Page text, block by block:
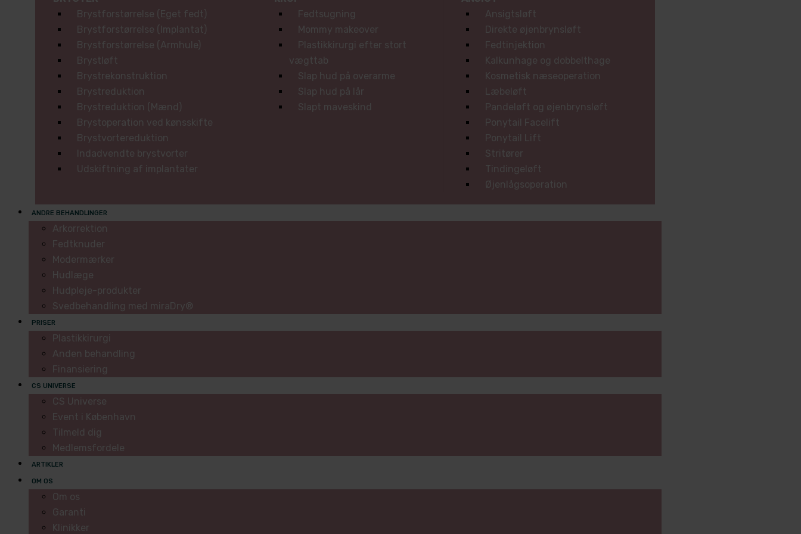
Brystforstørrelse (Eget fedt)
Brystforstørrelse (Implantat)
Brystforstørrelse (Armhule)
Brystløft
Brystrekonstruktion
Brystreduktion
Brystreduktion (Mænd)
Brystoperation ved kønsskifte
Brystvortereduktion
Indadvendte brystvorter
Udskiftning af implantater
Fedtsugning
Mommy makeover
Plastikkirurgi efter stort
vægttab
Slap hud på overarme
Slap hud på lår
Slapt maveskind
Ansigtsløft
Direkte øjenbrynsløft
Fedtinjektion
Kalkunhage og dobbelthage
Kosmetisk næseoperation
Læbeløft
Pandeløft og øjenbrynsløft
Ponytail Facelift
Ponytail Lift
Stritører
Tindingeløft
Øjenlågsoperation
ANDRE BEHANDLINGER
Arkorrektion
Fedtknuder
Modermærker
Hudlæge
Hudpleje-produkter
Svedbehandling med miraDry®
PRISER
Plastikkirurgi
Anden behandling
Finansiering
CS UNIVERSE
CS Universe
Event i København
Tilmeld dig
Medlemsfordele
ARTIKLER
OM OS
Om os
Garanti
Klinikker